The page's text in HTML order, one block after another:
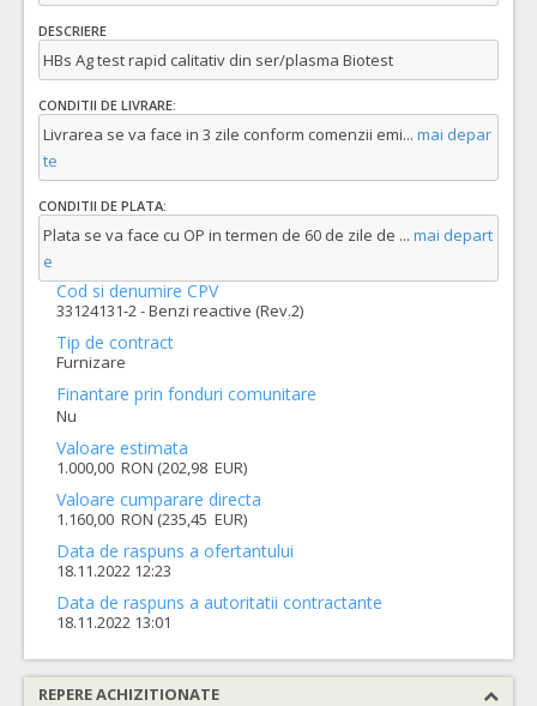
DESCRIERE
HBs Ag test rapid calitativ din ser/plasma Biotest
CONDITII DE LIVRARE:
Livrarea se va face in 3 zile conform comenzii emi... mai depar
te
CONDITII DE PLATA:
Plata se va face cu OP in termen de 60 de zile de ... mai depart
e
Cod si denumire CPV
33124131-2 - Benzi reactive (Rev.2)
Tip de contract
Furnizare
Finantare prin fonduri comunitare
Nu
Valoare estimata
1.000,00 RON (202,98 EUR)
Valoare cumparare directa
1.160,00 RON (235,45 EUR)
Data de raspuns a ofertantului
18.11.2022 12:23
Data de raspuns a autoritatii contractante
18.11.2022 13:01
REPERE ACHIZITIONATE